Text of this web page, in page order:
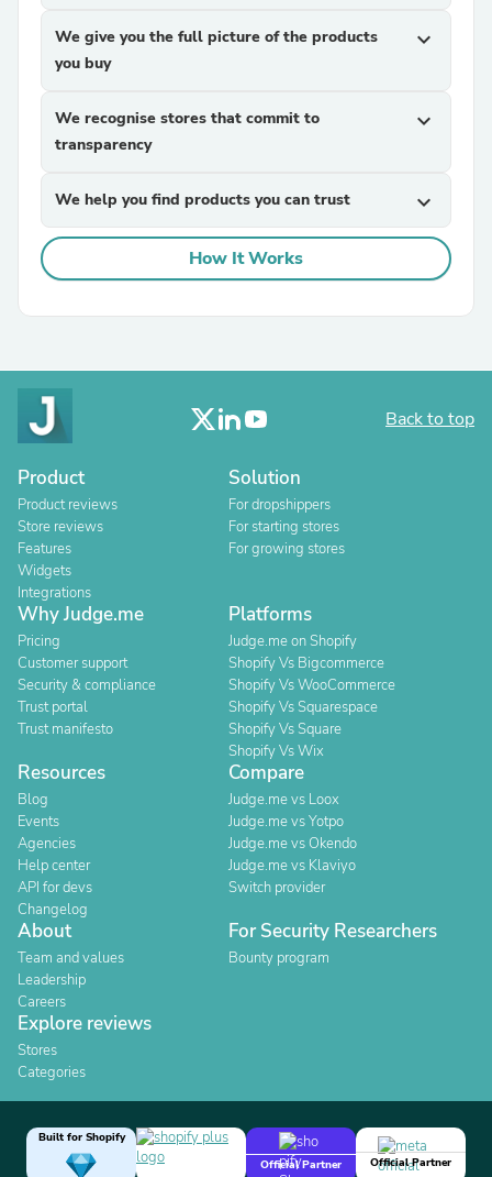
We give you the full picture of the products
you buy
expand_more
We recognise stores that commit to
transparency
expand_more
We help you find products you can trust expand_more
How It Works
Back to top
Product
Product reviews
Store reviews
Features
Widgets
Integrations
Solution
For dropshippers
For starting stores
For growing stores
Why Judge.me
Pricing
Customer support
Security & compliance
Trust portal
Trust manifesto
Platforms
Judge.me on Shopify
Shopify Vs Bigcommerce
Shopify Vs WooCommerce
Shopify Vs Squarespace
Shopify Vs Square
Shopify Vs Wix
Resources
Blog
Events
Agencies
Help center
API for devs
Changelog
Compare
Judge.me vs Loox
Judge.me vs Yotpo
Judge.me vs Okendo
Judge.me vs Klaviyo
Switch provider
About
Team and values
Leadership
Careers
For Security Researchers
Bounty program
Explore reviews
Stores
Categories
Built for Shopify
Official Partner
Official Partner